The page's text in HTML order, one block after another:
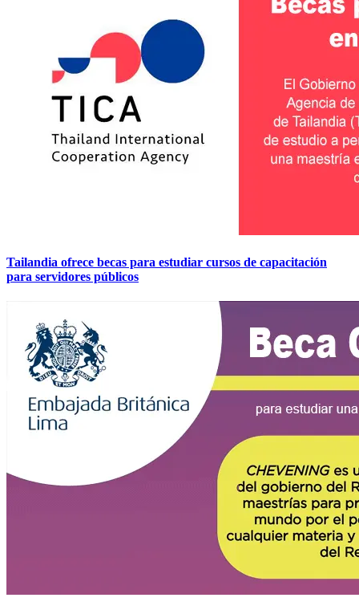
Tailandia ofrece becas para estudiar cursos de capacitación
para servidores públicos